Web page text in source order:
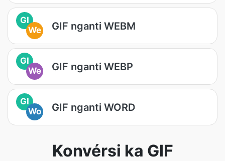
GI
We
GIF nganti WEBM
GI
We
GIF nganti WEBP
GI
Wo
GIF nganti WORD
Konvérsi ka GIF